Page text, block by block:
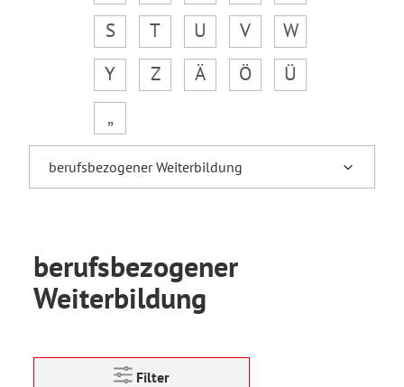
S
T U V
W
Y
Z Ä Ö
Ü
„
berufsbezogener
Weiterbildung
Filter